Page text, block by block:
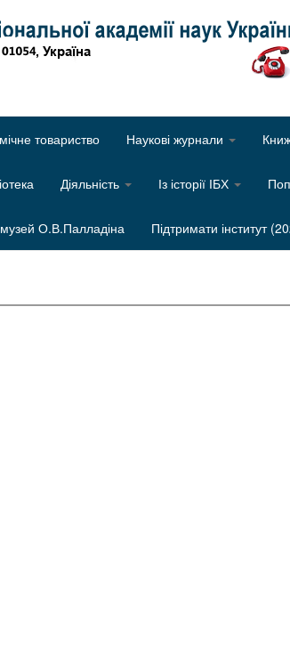
товариство Наукові журнали
Діяльність Із історії ІБХ
О.В.Палладіна Підтримати інститут